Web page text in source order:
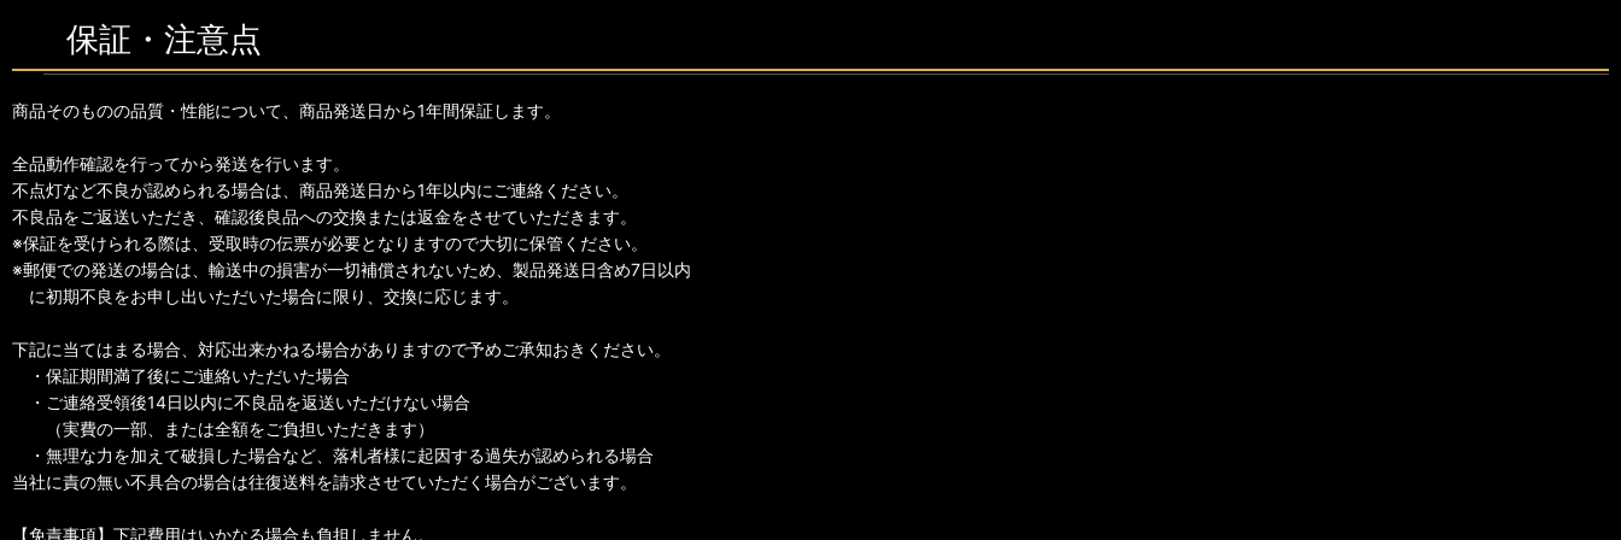
保証・注意点
商品そのものの品質・性能について、商品発送日から1年間保証します。
全品動作確認を行ってから発送を行います。
不点灯など不良が認められる場合は、商品発送日から1年以内にご連絡ください。
不良品をご返送いただき、確認後良品への交換または返金をさせていただきます。
※保証を受けられる際は、受取時の伝票が必要となりますので大切に保管ください。
※郵便での発送の場合は、輸送中の損害が一切補償されないため、製品発送日含め7日以内
に初期不良をお申し出いただいた場合に限り、交換に応じます。
下記に当てはまる場合、対応出来かねる場合がありますので予めご承知おきください。
・保証期間満了後にご連絡いただいた場合
・ご連絡受領後14日以内に不良品を返送いただけない場合
（実費の一部、または全額をご負担いただきます）
・無理な力を加えて破損した場合など、落札者様に起因する過失が認められる場合
当社に責の無い不具合の場合は往復送料を請求させていただく場合がございます。
【免責事項】下記費用はいかなる場合も負担しません。